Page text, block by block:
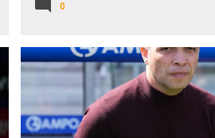
0
DECLARACIONES LEVANTE UD
RCD ESPANYOL